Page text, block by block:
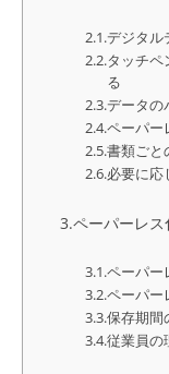
デジタル
タッチペ
る
データの
ペーパー
書類ごと
必要に応
ペーパーレ
ペーパー
ペーパー
保存期間
従業員の